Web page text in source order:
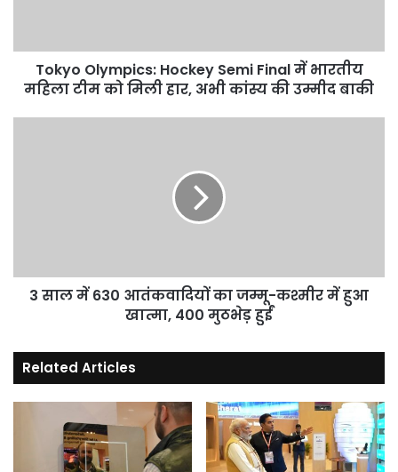
टीम
मिली
Tokyo Olympics: Hockey Semi Final में भारतीय
महिला टीम को मिली हार, अभी कांस्य की उम्मीद बाकी
में
हुआ
मुठभेड़
हुईं
3 साल में 630 आतंकवादियों का जम्मू-कश्मीर में हुआ
खात्मा, 400 मुठभेड़ हुईं
Related Articles